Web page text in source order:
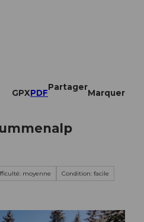
GPXPDF
Partager
Marquer
moyenne
Condition: facile